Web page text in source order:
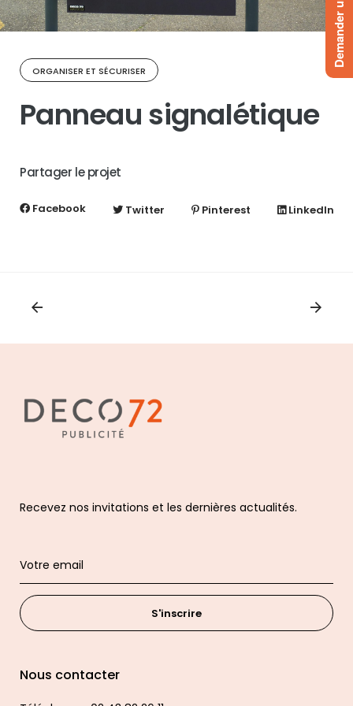
ORGANISER ET SÉCURISER
Panneau signalétique
Partager le projet
Facebook Twitter Pinterest LinkedIn
Recevez nos invitations et les dernières actualités.
S'inscrire
Nous contacter